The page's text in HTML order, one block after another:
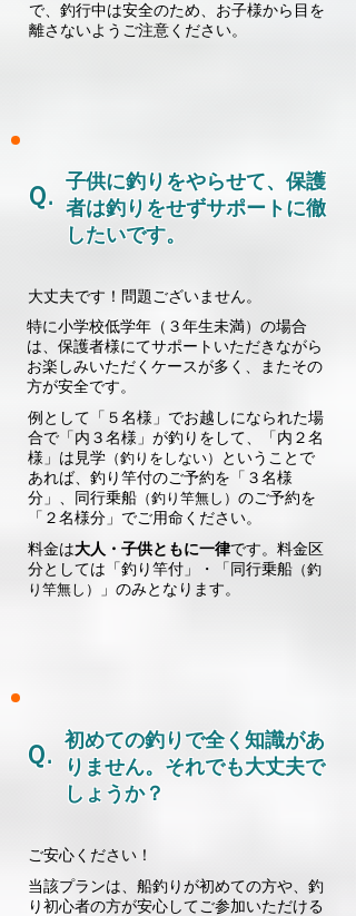
で、釣行中は安全のため、お子様から目を
離さないようご注意ください。
Ｑ. 子供に釣りをやらせて、保護
者は釣りをせずサポートに徹
したいです。
大丈夫です！問題ございません。
特に小学校低学年（３年生未満）の場合
は、保護者様にてサポートいただきながら
お楽しみいただくケースが多く、またその
方が安全です。
例として「５名様」でお越しになられた場
合で「内３名様」が釣りをして、「内２名
様」は見学 （釣りをしない）
ということで
あれば、釣り竿付のご予約を「３名様
分」、同行乗船 （釣り竿無し） のご予約を
「２名様分」でご用命ください。
料金は大人・子供ともに一律です。料金区
分としては「釣り竿付」・「同行乗船 （釣
り竿無し）
」のみとなります。
Ｑ. 初めての釣りで全く知識があ
りません。それでも大丈夫で
しょうか？
ご安心ください！
当該プランは、船釣りが初めての方や、釣
り初心者の方が安心してご参加いただける